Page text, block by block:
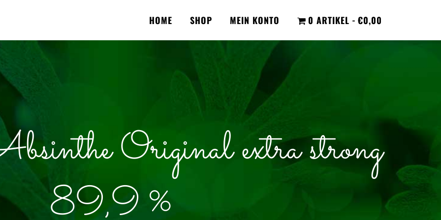
HOME SHOP MEIN KONTO 0 ARTIKEL €0,00
Original extra strong
89,9 %